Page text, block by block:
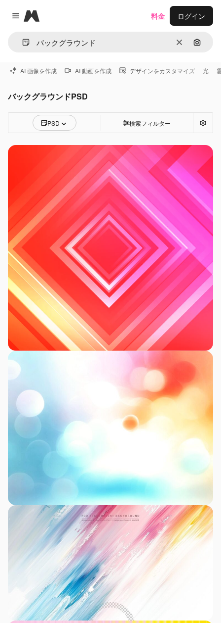
Close menu
Magnific
消去 画像で
料金 ログイン
AI 画像を作成 AI 動画を作成 デザインをカスタマイズ 光
バックグラウンドPSD
PSD 検索フィルター